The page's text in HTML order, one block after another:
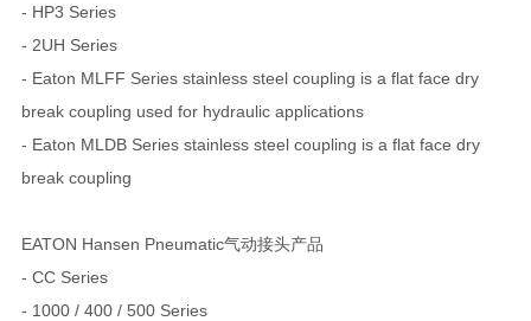
- HP3 Series
- 2UH Series
- Eaton MLFF Series stainless steel coupling is a flat face dry
break coupling used for hydraulic applications
- Eaton MLDB Series stainless steel coupling is a flat face dry
break coupling
EATON Hansen Pneumatic气动接头产品
- CC Series
- 1000 / 400 / 500 Series